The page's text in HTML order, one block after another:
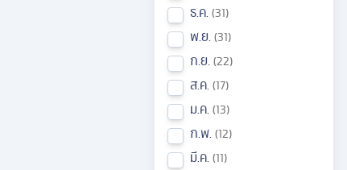
ธ.ค. 31
พ.ย. 31
ก.ย. 22
ส.ค. 17
ม.ค. 13
ก.พ. 12
มี.ค. 11